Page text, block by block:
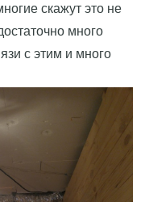
скажут это не
много
с этим и много